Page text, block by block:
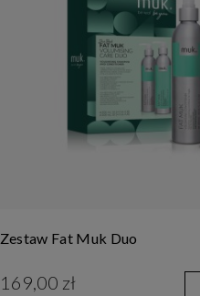
Zestaw Fat Muk Duo
169,00 zł